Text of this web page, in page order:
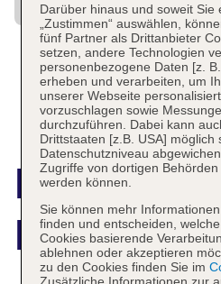
Lambis
Darüber hinaus und soweit Sie
„Zustimmen“ auswählen,
fünf Partner als Drittanbieter
setzen, andere Technologien
personenbezogene Daten [z.
erheben und verarbeiten, um
unserer Webseite
vorzuschlagen sowie
durchzuführen. Dabei kann
Drittstaaten [z.B. USA] möglich
Datenschutzniveau
Zugriffe von dortigen
werden können.
Sie können mehr
finden und entscheiden,
Cookies basierende
ablehnen oder akzeptieren
zu den Cookies finden Sie im